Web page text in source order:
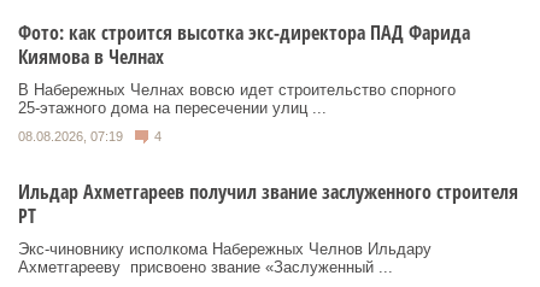
Фото: как строится высотка экс-директора ПАД Фарида
Киямова в Челнах
В Набережных Челнах вовсю идет строительство спорного
25‑этажного дома на пересечении улиц ...
08.08.2026, 07:19 4
Ильдар Ахметгареев получил звание заслуженного строителя
РТ
Экс‑чиновнику исполкома Набережных Челнов Ильдару
Ахметгарееву присвоено звание «Заслуженный ...